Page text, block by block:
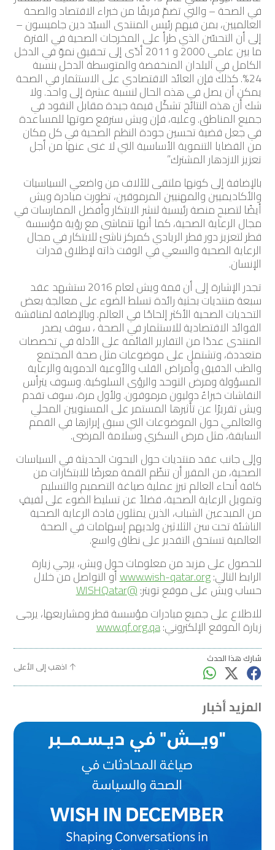
في الصحة – والتي تضمّ فريقًا من خبراء الاقتصاد والصحة
العالميين، بمن فيهم رئيس المنتدى السيّد دين جاميسون –
إلى أن التحسّن الذي طرأ على المخرجات الصحية في الفترة
ما بين عامي 2000 و 2011 أدّى إلى تحقيق نموّ في الدخل
الكامل في البلدان المنخفضة والمتوسطة الدخل بنسبة
24%. كذلك فإن العائد الاقتصادي على الاستثمار في الصحة
يمكن أن يصل في هذه الحال لنسبة عشرة إلى واحد. ولا
شك أن هذه النتائج تشكّل قيمة جيدة مقابل النقود في
جميع المناطق. وعليه، فإن ويش سترفع صوتها للمساعدة
في جعل قضية تحسين جودة النظم الصحية في كل مكان
من القضايا التنموية الأساسية التي لا غنى عنها من أجل
تعزيز الازدهار المشترك.”
بالإضافة إلى كونها ملتقى للآلاف من واضعي السياسيات
والأكاديميين والمهنيين المرموقين، تطورت مبادرة ويش
أيضًا لتصبح منصة رئيسية لنشر الابتكار وأفضل الممارسات في
مجال الرعاية الصحية، كما أنها تتماشى مع رؤية مؤسسة
قطر لتعزيز دور قطر الريادي كمركز ناشئ للابتكار في مجال
الرعاية الصحية والسعي في الوقت ذاته لإطلاق قدرات
الإنسان.
تجدر الإشارة إلى أن قمة ويش لعام 2016 ستشهد عقد
سبعة منتديات بحثية رائدة تسلط الضوء على معالجة بعض
التحديات الصحية الأكثر إلحاحًا في العالم. وبالإضافة لمناقشة
الفوائد الاقتصادية للاستثمار في الصحة ، سوف يصدر
المنتدى عددًا من التقارير القائمة على الأدلة في تخصصات
متعددة، وتشتمل على موضوعات مثل صحة المجتمع
والطب الدقيق وأمراض القلب والأوعية الدموية والرعاية
المسؤولة ومرض التوحد والرؤى السلوكية. وسوف يترأس
النقاشات خبراءٌ دوليون مرموقون. ولأول مرة، سوف تقدم
ويش تقريرًا عن تأثيرها المستمر على المستويين المحلي
والعالمي حول الموضوعات التي سبق إبرازها في القمم
السابقة، مثل مرض السكري وسلامة المرضى.
وإلى جانب عقد منتديات حول البحوث الحديثة في السياسات
الصحية، من المقرر أن تنظّم القمة معرضًا للابتكارات من
كافة أنحاء العالم تبرز عملية صياغة التصميم والتسليم
وتمويل الرعاية الصحية، فضلاً عن تسليط الضوء على لفيفٍ
من المبدعين الشباب، الذين يمثلون قادة الرعاية الصحية
الناشئة تحت سن الثلاثين ولديهم إسهامات في الصحة
العالمية تستحق التقدير على نطاق واسع.
للحصول على مزيد من معلومات حول ويش، يرجي زيارة
الرابط التالي:www.wish-qatar.orgأو التواصل من خلال
حساب ويش على موقع تويتر:@WISHQatar
للاطلاع على جميع مبادرات مؤسسة قطر ومشاريعها، يرجى
زيارة الموقع الإلكتروني:www.qf.org.qa
شارك هذا الحدث
اذهب إلى الأعلى
المزيد أخبار